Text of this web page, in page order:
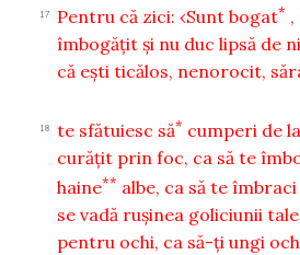
17 Pentru că zici: ‹Sunt bogat* ,
îmbogăţit şi nu duc lipsă de
că eşti ticălos, nenorocit,
18 te sfătuiesc să* cumperi de
curăţit prin foc, ca să te
haine** albe, ca să te
se vadă ruşinea goliciunii
pentru ochi, ca să-ţi ungi